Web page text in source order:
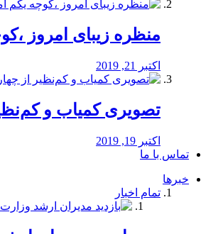
منظره‌‌ زیبای امروز
اکتبر 21, 2019
️تصویری کمیاب و کم‌نظیر
اکتبر 19, 2019
تماس با ما
خبرها
تمام اخبار